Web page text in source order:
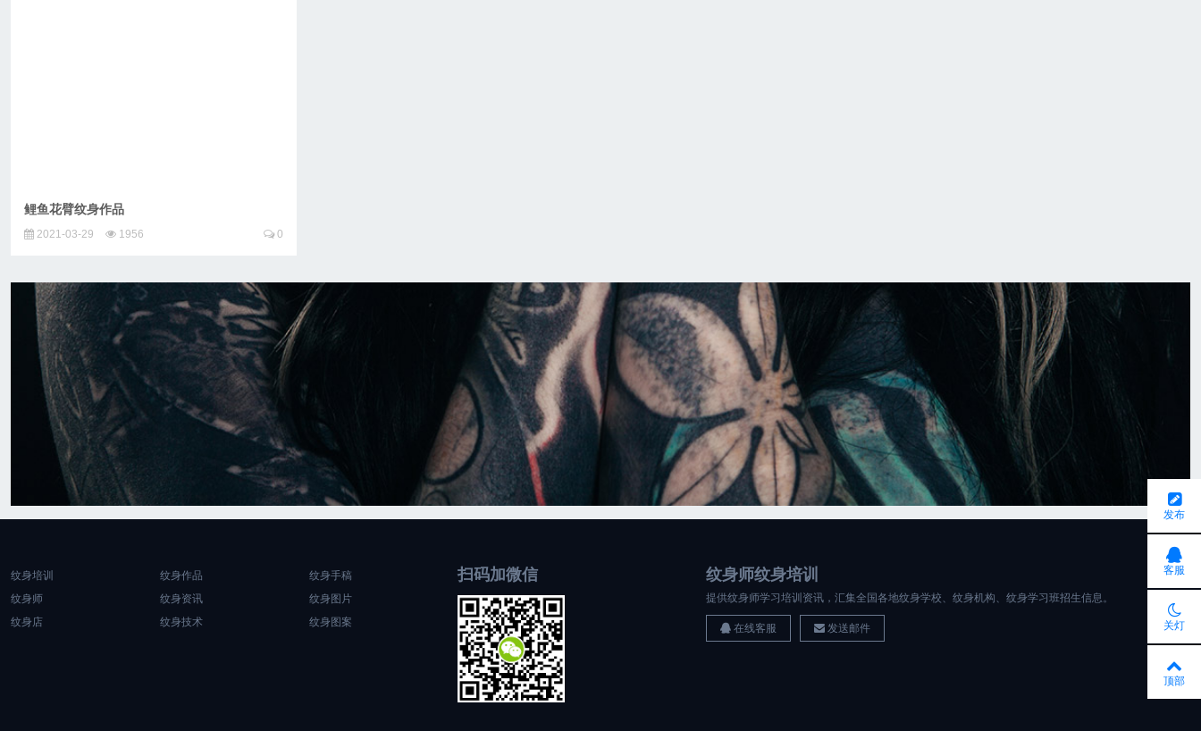
鲤鱼花臂纹身作品
2021-03-29 1956 0
纹身培训
纹身师
纹身店
纹身作品
纹身资讯
纹身技术
纹身手稿
纹身图片
纹身图案
扫码加微信 纹身师纹身培训
提供纹身师学习培训资讯，汇集全国各地纹身学校、纹身机构、纹身学习班招生信息。
在线客服 发送邮件
发布
客服
关灯
顶部